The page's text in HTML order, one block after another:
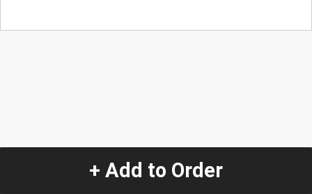
+ Add to Order